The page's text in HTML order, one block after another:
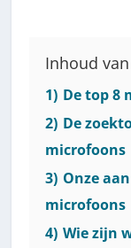
Inhoud
1) De top 8
2) De
microfoons
3) Onze
microfoons
4) Wie zijn